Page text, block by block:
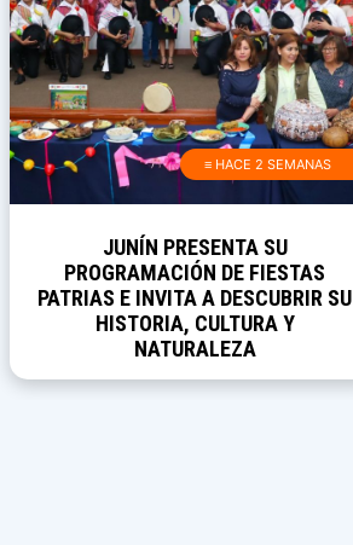
≡ HACE 2 SEMANAS
JUNÍN PRESENTA SU
PROGRAMACIÓN DE FIESTAS
PATRIAS E INVITA A DESCUBRIR SU
HISTORIA, CULTURA Y
NATURALEZA